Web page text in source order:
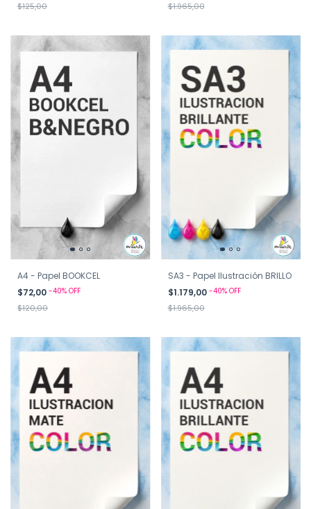
$125,00 $1.965,00
A4 - Papel BOOKCEL
$72,00 -40% OFF
$120,00
SA3 - Papel Ilustración BRILLO
$1.179,00 -40% OFF
$1.965,00